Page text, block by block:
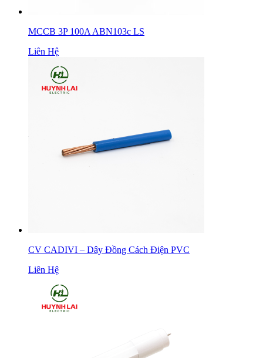
MCCB 3P 100A ABN103c LS
Liên Hệ
CV CADIVI – Dây Đồng Cách Điện PVC
Liên Hệ